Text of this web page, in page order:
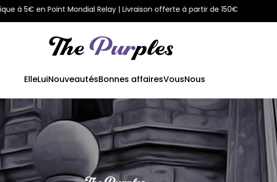
: Tarif unique à 5€ en Point Mondial Relay | Livraison offerte à partir de 150€
ElleLuiNouveautésBonnes affairesVousNous